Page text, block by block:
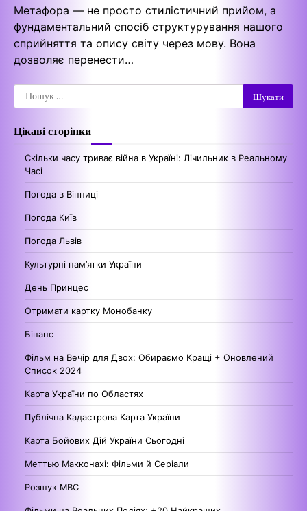
Метафора — не просто стилістичний прийом, а
фундаментальний спосіб структурування нашого
сприйняття та опису світу через мову. Вона
дозволяє перенести…
Пошук:
Цікаві сторінки
Скільки часу триває війна в Україні: Лічильник в Реальному
Часі
Погода в Вінниці
Погода Київ
Погода Львів
Культурні пам’ятки України
День Принцес
Отримати картку Монобанку
Бінанс
Фільм на Вечір для Двох: Обираємо Кращі + Оновлений
Список 2024
Карта України по Областях
Публічна Кадастрова Карта України
Карта Бойових Дій України Сьогодні
Меттью Макконахі: Фільми й Серіали
Розшук МВС